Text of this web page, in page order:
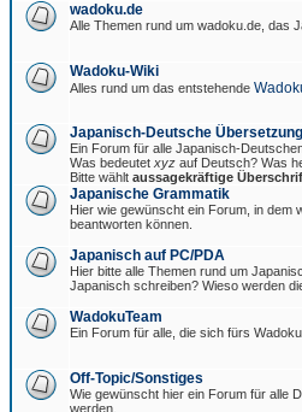
wadoku.de
Alle Themen rund um wadoku.de, das
Wadoku-Wiki
Alles rund um das entstehende
Japanisch-Deutsche
Ein Forum für alle Japanisch-
Was bedeutet xyz auf Deutsch? Was
Bitte wählt aussagekräftige
Japanische Grammatik
Hier wie gewünscht ein Forum, in dem
beantworten können.
Japanisch auf PC/PDA
Hier bitte alle Themen rund um
Japanisch schreiben? Wieso werden
WadokuTeam
Ein Forum für alle, die sich fürs
Off-Topic/Sonstiges
Wie gewünscht hier ein Forum für alle
werden.